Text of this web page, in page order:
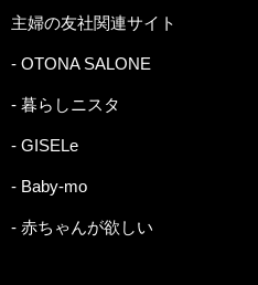
主婦の友社関連サイト
- OTONA SALONE
- 暮らしニスタ
- GISELe
- Baby-mo
- 赤ちゃんが欲しい